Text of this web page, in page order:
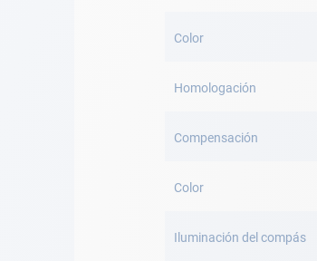
Información
Color
Homologación
Compensación
Color
Iluminación del compás